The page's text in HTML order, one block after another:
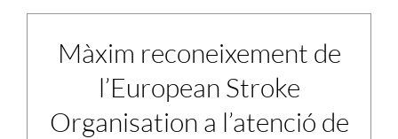
Màxim reconeixement de
l’European Stroke
Organisation a l’atenció de